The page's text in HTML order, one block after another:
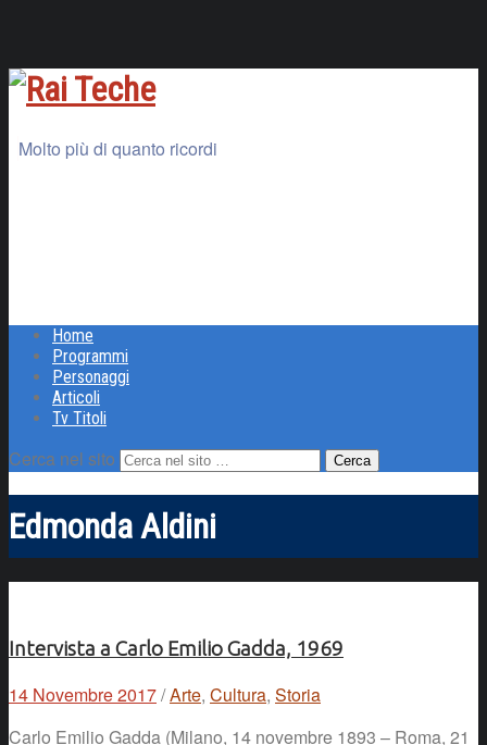
Molto più di quanto ricordi
Home
Programmi
Personaggi
Articoli
Tv Titoli
Cerca nel sito
Edmonda Aldini
Intervista a Carlo Emilio Gadda, 1969
14 Novembre 2017/Arte, Cultura, Storia
Carlo Emilio Gadda (Milano, 14 novembre 1893 – Roma, 21